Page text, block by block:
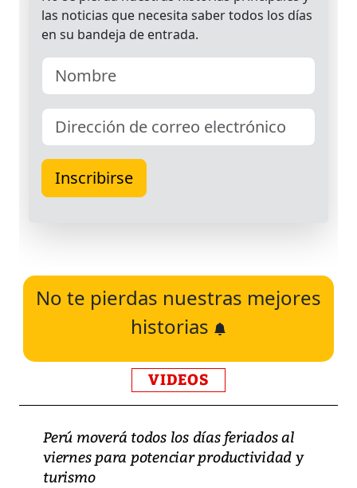
No te pierdas nuestras mejores
historias
VIDEOS
Perú moverá todos los días feriados al
viernes para potenciar productividad y
turismo